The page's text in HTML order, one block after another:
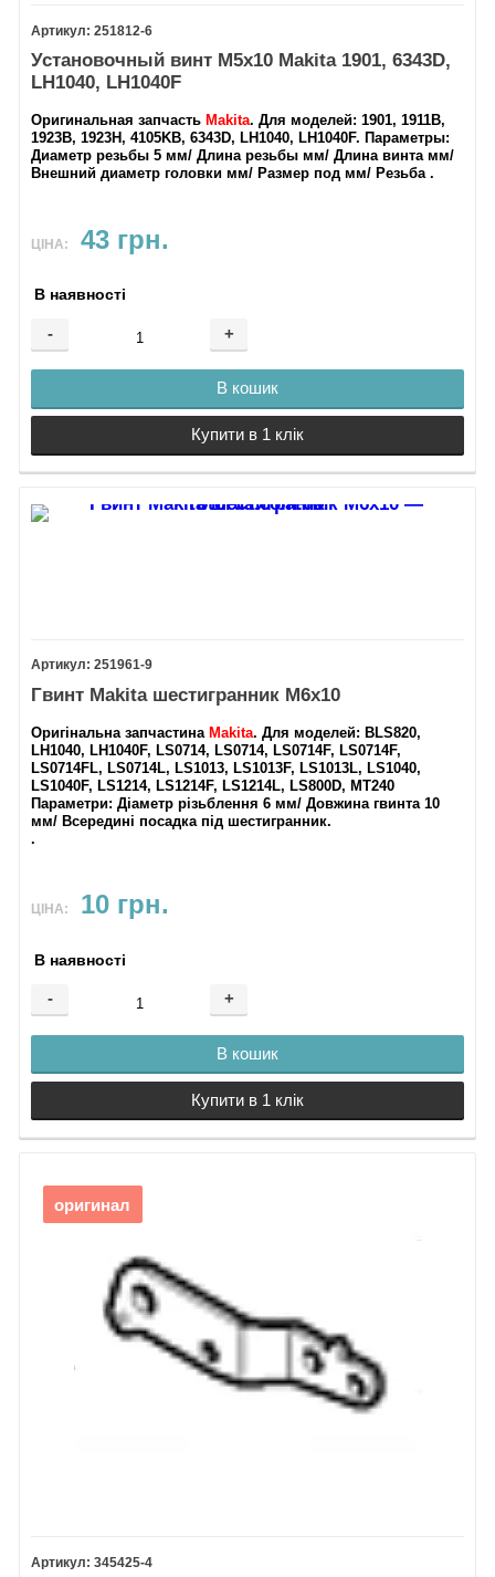
251812-6
Установочный винт М5х10 Makita 1901, 6343D,
LH1040, LH1040F
Оригинальная запчасть Makita. Для моделей: 1901, 1911B,
1923B, 1923H, 4105KB, 6343D, LH1040, LH1040F. Параметры:
Диаметр резьбы 5 мм/ Длина резьбы мм/ Длина винта мм/
Внешний диаметр головки мм/ Размер под мм/ Резьба .
ЦІНА: 43 грн.
В наявності
- +
В кошик
Купити в 1 клік
251961-9
Гвинт Makita шестигранник М6х10
Оригінальна запчастина Makita. Для моделей: BLS820,
LH1040, LH1040F, LS0714, LS0714, LS0714F, LS0714F,
LS0714FL, LS0714L, LS1013, LS1013F, LS1013L, LS1040,
LS1040F, LS1214, LS1214F, LS1214L, LS800D, MT240
Параметри: Діаметр різьблення 6 мм/ Довжина гвинта 10
мм/ Всередині посадка під шестигранник.
.
ЦІНА: 10 грн.
В наявності
- +
В кошик
Купити в 1 клік
оригинал
345425-4